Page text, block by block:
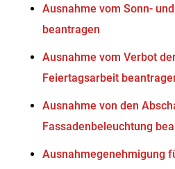
Ausnahme vom Sonn-
beantragen
Ausnahme vom Verbot
Feiertagsarbeit
Ausnahme von den
Fassadenbeleuchtung
Ausnahmegenehmigung